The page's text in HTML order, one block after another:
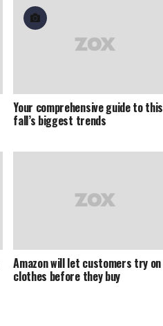
Your comprehensive guide to this
fall’s biggest trends
Amazon will let customers try on
clothes before they buy